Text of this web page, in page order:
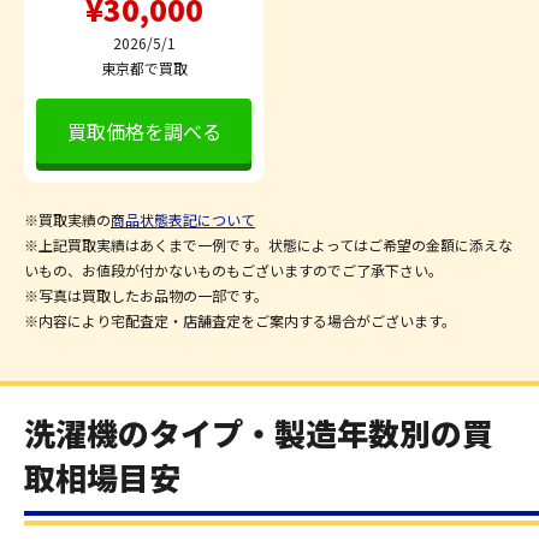
¥30,000
2026/5/1
東京都で買取
買取価格を調べる
※買取実績の商品状態表記について
※上記買取実績はあくまで一例です。状態によってはご希望の金額に添えな
いもの、お値段が付かないものもございますのでご了承下さい。
※写真は買取したお品物の一部です。
※内容により宅配査定・店舗査定をご案内する場合がございます。
洗濯機のタイプ・製造年数別の買
取相場目安